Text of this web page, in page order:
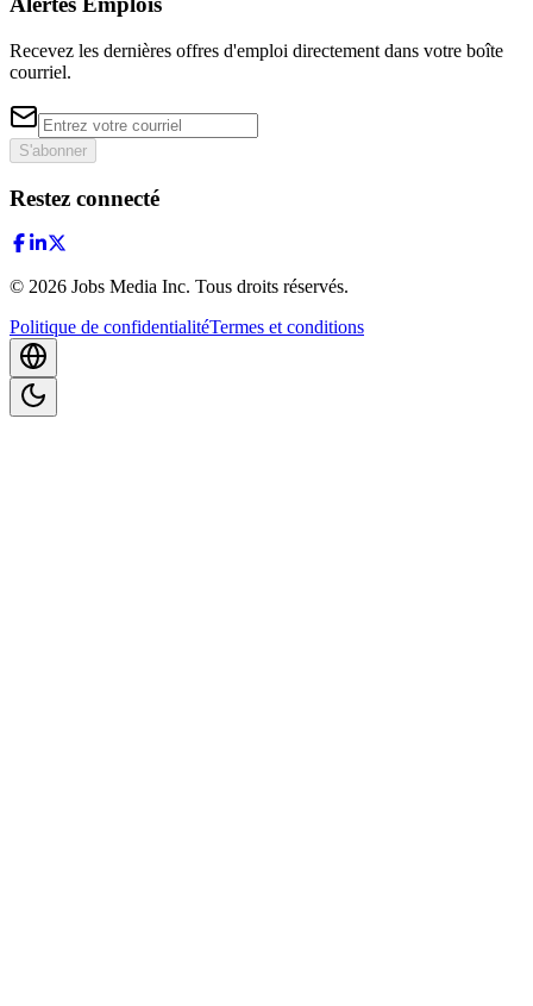
Recevez les dernières offres d'emploi directement dans votre boîte
courriel.
S'abonner
Restez connecté
© 2026 Jobs Media Inc. Tous droits réservés.
Politique de confidentialitéTermes et conditions